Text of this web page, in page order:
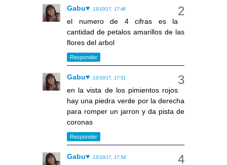
Gabu♥ 13/10/17, 17:46
el numero de 4 cifras es la
cantidad de petalos amarillos de las
flores del arbol
Responder
Gabu♥ 13/10/17, 17:51
en la vista de los pimientos rojos
hay una piedra verde por la derecha
para romper un jarron y da pista de
coronas
Responder
Gabu♥ 13/10/17, 17:54